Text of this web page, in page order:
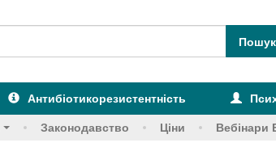
Антибіотикорезистентність
Законодавство Ціни Вебінари